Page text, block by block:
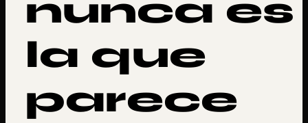
nunca es
la que
parece